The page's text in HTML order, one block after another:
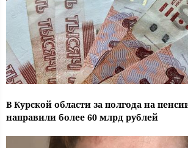
В Курской области за полгода на
направили более 60 млрд рублей